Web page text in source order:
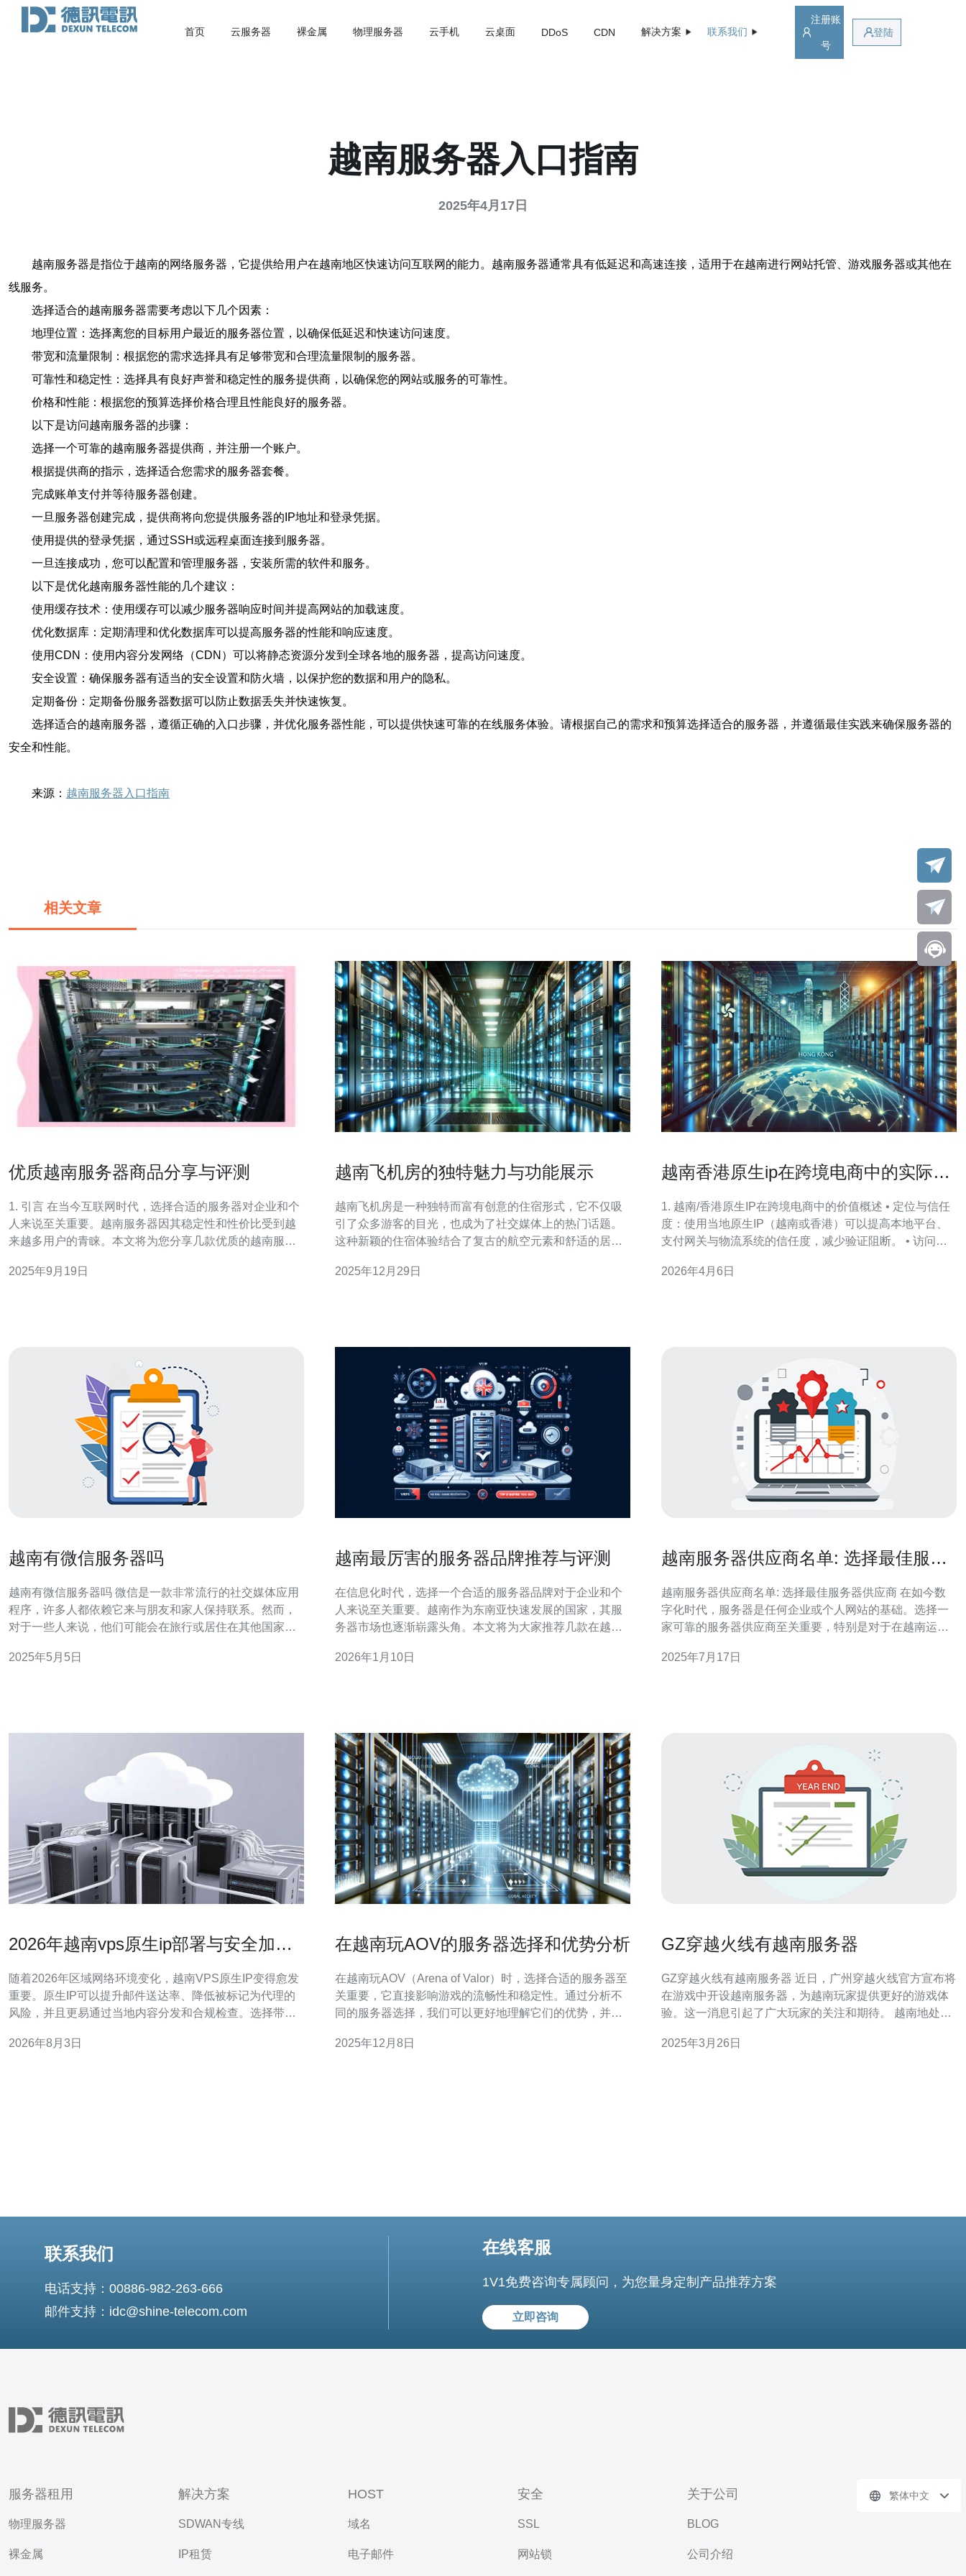
首页 云服务器 裸金属 物理服务器 云手机 云桌面 DDoS CDN 解决方案 联系我们
注册账
号
登陆
越南服务器入口指南
2025年4月17日
越南服务器是指位于越南的网络服务器，它提供给用户在越南地区快速访问互联网的能力。越南服务器通常具有低延迟和高速连接，适用于在越南进行网站托管、游戏服务器或其他在
线服务。
选择适合的越南服务器需要考虑以下几个因素：
地理位置：选择离您的目标用户最近的服务器位置，以确保低延迟和快速访问速度。
带宽和流量限制：根据您的需求选择具有足够带宽和合理流量限制的服务器。
可靠性和稳定性：选择具有良好声誉和稳定性的服务提供商，以确保您的网站或服务的可靠性。
价格和性能：根据您的预算选择价格合理且性能良好的服务器。
以下是访问越南服务器的步骤：
选择一个可靠的越南服务器提供商，并注册一个账户。
根据提供商的指示，选择适合您需求的服务器套餐。
完成账单支付并等待服务器创建。
一旦服务器创建完成，提供商将向您提供服务器的IP地址和登录凭据。
使用提供的登录凭据，通过SSH或远程桌面连接到服务器。
一旦连接成功，您可以配置和管理服务器，安装所需的软件和服务。
以下是优化越南服务器性能的几个建议：
使用缓存技术：使用缓存可以减少服务器响应时间并提高网站的加载速度。
优化数据库：定期清理和优化数据库可以提高服务器的性能和响应速度。
使用CDN：使用内容分发网络（CDN）可以将静态资源分发到全球各地的服务器，提高访问速度。
安全设置：确保服务器有适当的安全设置和防火墙，以保护您的数据和用户的隐私。
定期备份：定期备份服务器数据可以防止数据丢失并快速恢复。
选择适合的越南服务器，遵循正确的入口步骤，并优化服务器性能，可以提供快速可靠的在线服务体验。请根据自己的需求和预算选择适合的服务器，并遵循最佳实践来确保服务器的
安全和性能。
来源： 越南服务器入口指南
相关文章
优质越南服务器商品分享与评测
1. 引言 在当今互联网时代，选择合适的服务器对企业和个
人来说至关重要。越南服务器因其稳定性和性价比受到越
来越多用户的青睐。本文将为您分享几款优质的越南服务
器的优势 选择越南服务器的主要优势包括
2025年9月19日
越南飞机房的独特魅力与功能展示
越南飞机房是一种独特而富有创意的住宿形式，它不仅吸
引了众多游客的目光，也成为了社交媒体上的热门话题。
这种新颖的住宿体验结合了复古的航空元素和舒适的居住
飞机房的魅力所在，以及它为游客提供的多功能体验。 越
2025年12月29日
越南香港原生ip在跨境电商中的实际效
1. 越南/香港原生IP在跨境电商中的价值概述 • 定位与信任
度：使用当地原生IP（越南或香港）可以提高本地平台、
支付网关与物流系统的信任度，减少验证阻断。 • 访问延
页面加载与API调用速度。 • 内容本地化：结合GeoIP策略
2026年4月6日
越南有微信服务器吗
越南有微信服务器吗 微信是一款非常流行的社交媒体应用
程序，许多人都依赖它来与朋友和家人保持联系。然而，
对于一些人来说，他们可能会在旅行或居住在其他国家时
球各地，以提供更好的服务和用户体验。然而，根据公开
2025年5月5日
越南最厉害的服务器品牌推荐与评测
在信息化时代，选择一个合适的服务器品牌对于企业和个
人来说至关重要。越南作为东南亚快速发展的国家，其服
务器市场也逐渐崭露头角。本文将为大家推荐几款在越南
在选择服务器时做出更明智的决策。 首先，我们来了解一
2026年1月10日
越南服务器供应商名单: 选择最佳服务
越南服务器供应商名单: 选择最佳服务器供应商 在如今数
字化时代，服务器是任何企业或个人网站的基础。选择一
家可靠的服务器供应商至关重要，特别是对于在越南运营
应商，帮助您选择最佳的服务器供应商。 以下是在越南备
2025年7月17日
2026年越南vps原生ip部署与安全加固
随着2026年区域网络环境变化，越南VPS原生IP变得愈发
重要。原生IP可以提升邮件送达率、降低被标记为代理的
风险，并且更易通过当地内容分发和合规检查。选择带有
步骤。 选购建议：优先选择提供多出口带宽、原生IP及可
2026年8月3日
在越南玩AOV的服务器选择和优势分析
在越南玩AOV（Arena of Valor）时，选择合适的服务器至
关重要，它直接影响游戏的流畅性和稳定性。通过分析不
同的服务器选择，我们可以更好地理解它们的优势，并推
最佳体验。 了解AOV对服务器的需求 AOV是一款实时在线
2025年12月8日
GZ穿越火线有越南服务器
GZ穿越火线有越南服务器 近日，广州穿越火线官方宣布将
在游戏中开设越南服务器，为越南玩家提供更好的游戏体
验。这一消息引起了广大玩家的关注和期待。 越南地处东
连接问题，许多越南玩家在玩穿越火线时经常遇到卡顿和
2025年3月26日
联系我们
电话支持：00886-982-263-666
邮件支持：idc@shine-telecom.com
在线客服
1V1免费咨询专属顾问，为您量身定制产品推荐方案
立即咨询
服务器租用
物理服务器
裸金属
解决方案
SDWAN专线
IP租赁
HOST
域名
电子邮件
安全
SSL
网站锁
关于公司
BLOG
公司介绍
繁体中文